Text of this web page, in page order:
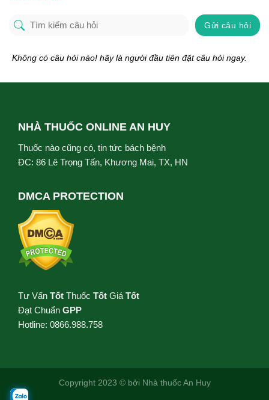
Gửi câu hỏi
Không có câu hỏi nào! hãy là người đầu tiên đặt câu hỏi ngay.
NHÀ THUỐC ONLINE AN HUY
Thuốc nào cũng có, tin tức bách bệnh
ĐC: 86 Lê Trọng Tấn, Khương Mai, TX, HN
DMCA PROTECTION
Tư Vấn Tốt Thuốc Tốt Giá Tốt
Đạt Chuẩn GPP
Hotline: 0866.988.758
Copyright 2023 © bởi Nhà thuốc An Huy